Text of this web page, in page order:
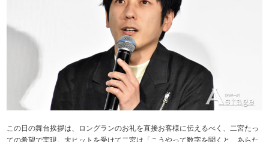
この日の舞台挨拶は、ロングランのお礼を直接お客様に伝えるべく、二宮たっ